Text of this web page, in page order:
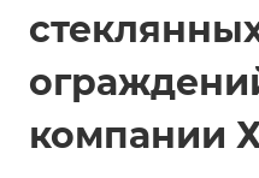
компании